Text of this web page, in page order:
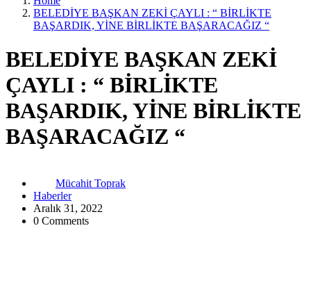
BELEDİYE BAŞKAN ZEKİ ÇAYLI : “ BİRLİKTE
BAŞARDIK, YİNE BİRLİKTE BAŞARACAĞIZ “
BELEDİYE BAŞKAN ZEKİ
ÇAYLI : “ BİRLİKTE
BAŞARDIK, YİNE BİRLİKTE
BAŞARACAĞIZ “
Mücahit Toprak
Haberler
Aralık 31, 2022
0 Comments